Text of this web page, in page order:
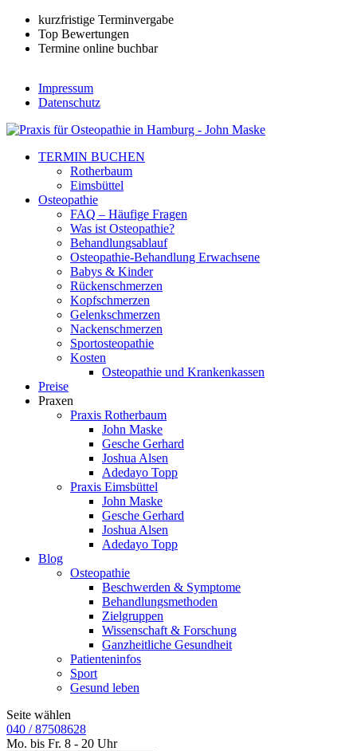
kurzfristige Terminvergabe
Top Bewertungen
Termine online buchbar
Impressum
Datenschutz
TERMIN BUCHEN
Rotherbaum
Eimsbüttel
Osteopathie
FAQ – Häufige Fragen
Was ist Osteopathie?
Behandlungsablauf
Osteopathie-Behandlung Erwachsene
Babys & Kinder
Rückenschmerzen
Kopfschmerzen
Gelenkschmerzen
Nackenschmerzen
Sportosteopathie
Kosten
Osteopathie und Krankenkassen
Preise
Praxen
Praxis Rotherbaum
John Maske
Gesche Gerhard
Joshua Alsen
Adedayo Topp
Praxis Eimsbüttel
John Maske
Gesche Gerhard
Joshua Alsen
Adedayo Topp
Blog
Osteopathie
Beschwerden & Symptome
Behandlungsmethoden
Zielgruppen
Wissenschaft & Forschung
Ganzheitliche Gesundheit
Patienteninfos
Sport
Gesund leben
Seite wählen
040 / 87508628
Mo. bis Fr. 8 - 20 Uhr